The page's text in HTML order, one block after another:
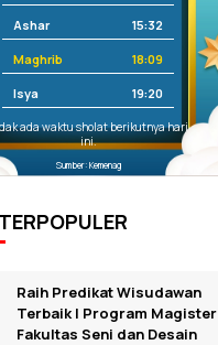
Ashar 15:32
Maghrib 18:09
Isya 19:20
ada waktu sholat berikutnya hari
ini.
Sumber: Kemenag
Raih Predikat Wisudawan
Terbaik I Program Magister
Fakultas Seni dan Desain